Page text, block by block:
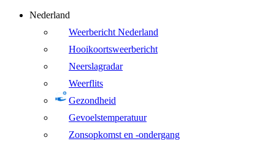
Nederland
Weerbericht Nederland
Hooikoortsweerbericht
Neerslagradar
Weerflits
Gezondheid
Gevoelstemperatuur
Zonsopkomst en -ondergang